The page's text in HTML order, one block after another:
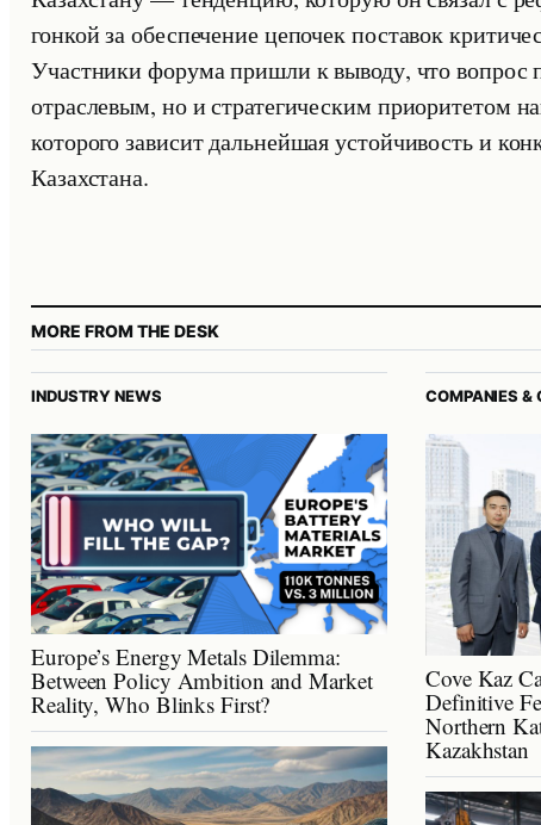
гонкой за обеспечение цепочек поставок
Участники форума пришли к выводу, что вопрос
отраслевым, но и стратегическим приоритетом
которого зависит дальнейшая устойчивость и
Казахстана.
MORE FROM THE DESK
INDUSTRY NEWS
Europe’s Energy Metals Dilemma:
Between Policy Ambition and Market
Reality, Who Blinks First?
COMPANIES &
Cove Kaz
Definitive
Northern
Kazakhstan